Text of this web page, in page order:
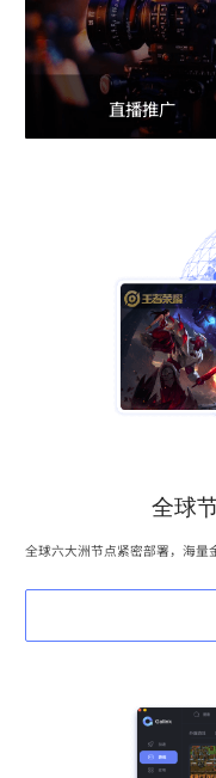
直播推广
全球
全球六大洲节点紧密部署，海量